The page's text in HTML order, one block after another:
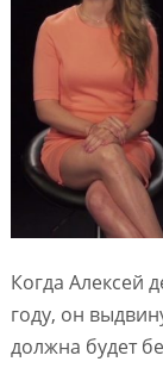
Когда Алексей
году, он
должна будет